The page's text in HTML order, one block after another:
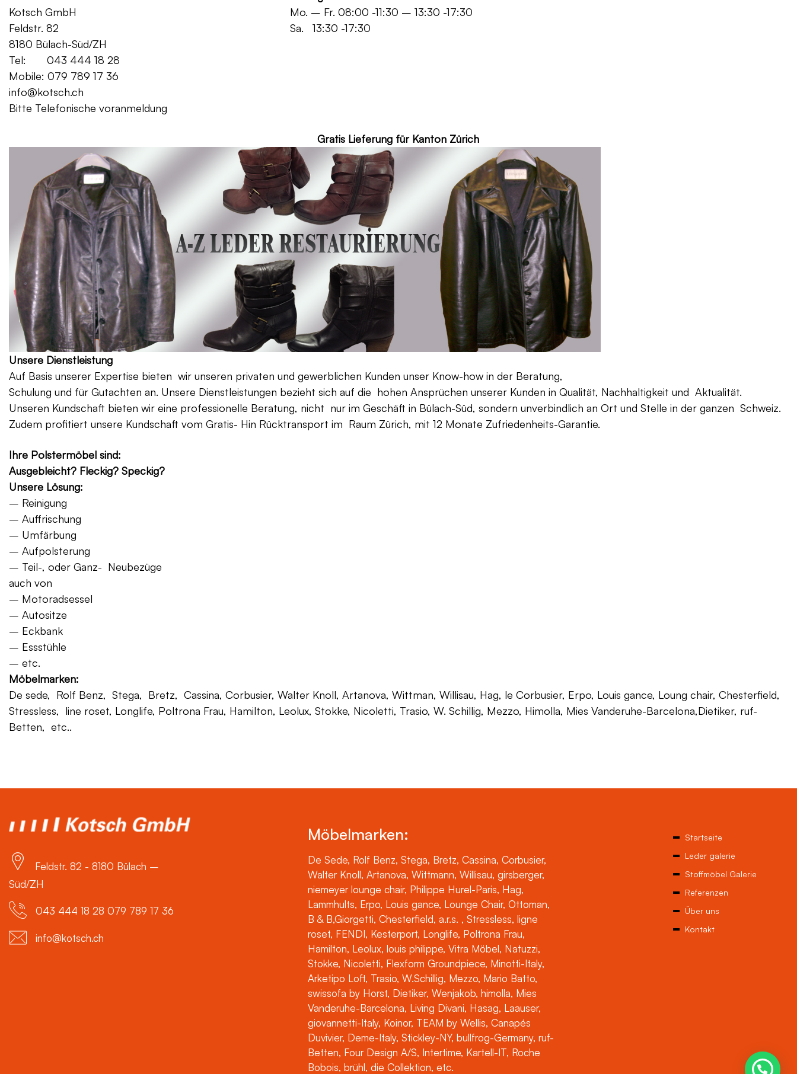
Kotsch GmbH Mo. – Fr. 08:00 -11:30 – 13:30 -17:30
Feldstr. 82 Sa. 13:30 -17:30
8180 Bülach-Süd/ZH
Tel: 043 444 18 28
Mobile: 079 789 17 36
info@kotsch.ch
Bitte Telefonische voranmeldung
Gratis Lieferung für Kanton Zürich
Unsere Dienstleistung
Auf Basis unserer Expertise bieten wir unseren privaten und gewerblichen Kunden unser Know-how in der Beratung,
Schulung und für Gutachten an. Unsere Dienstleistungen bezieht sich auf die hohen Ansprüchen unserer Kunden in Qualität, Nachhaltigkeit und Aktualität.
Unseren Kundschaft bieten wir eine professionelle Beratung, nicht nur im Geschäft in Bülach-Süd, sondern unverbindlich an Ort und Stelle in der ganzen Schweiz.
Zudem profitiert unsere Kundschaft vom Gratis- Hin Rücktransport im Raum Zürich, mit 12 Monate Zufriedenheits-Garantie.
Ihre Polstermöbel sind:
Ausgebleicht? Fleckig? Speckig?
Unsere Lösung:
– Reinigung
– Auffrischung
– Umfärbung
– Aufpolsterung
– Teil-, oder Ganz- Neubezüge
auch von
– Motoradsessel
– Autositze
– Eckbank
– Essstühle
– etc.
Möbelmarken:
De sede, Rolf Benz, Stega, Bretz, Cassina, Corbusier, Walter Knoll, Artanova, Wittman, Willisau, Hag, le Corbusier, Erpo, Louis gance, Loung chair, Chesterfield,
Stressless, line roset, Longlife, Poltrona Frau, Hamilton, Leolux, Stokke, Nicoletti, Trasio, W. Schillig, Mezzo, Himolla, Mies Vanderuhe-Barcelona,Dietiker, ruf-
Betten, etc..
Feldstr. 82 - 8180 Bülach –
Süd/ZH
043 444 18 28 079 789 17 36
info@kotsch.ch
Möbelmarken:
De Sede, Rolf Benz, Stega, Bretz, Cassina, Corbusier,
Walter Knoll, Artanova, Wittmann, Willisau, girsberger,
niemeyer lounge chair, Philippe Hurel-Paris, Hag,
Lammhults, Erpo, Louis gance, Lounge Chair, Ottoman,
B & B,Giorgetti, Chesterfield, a.r.s. , Stressless, ligne
roset, FENDI, Kesterport, Longlife, Poltrona Frau,
Hamilton, Leolux, louis philippe, Vitra Möbel, Natuzzi,
Stokke, Nicoletti, Flexform Groundpiece, Minotti-Italy,
Arketipo Loft, Trasio, W.Schillig, Mezzo, Mario Batto,
swissofa by Horst, Dietiker, Wenjakob, himolla, Mies
Vanderuhe-Barcelona, Living Divani, Hasag, Laauser,
giovannetti-Italy, Koinor, TEAM by Wellis, Canapés
Duvivier, Deme-Italy, Stickley-NY, bullfrog-Germany, ruf-
Betten, Four Design A/S, Intertime, Kartell-IT, Roche
Bobois, brühl, die Collektion, etc.
Startseite
Leder galerie
Stoffmöbel Galerie
Referenzen
Über uns
Kontakt